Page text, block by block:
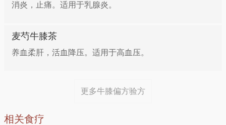
消炎，止痛。适用于乳腺炎。
麦芍牛膝茶
养血柔肝，活血降压。适用于高血压。
更多牛膝偏方验方
相关食疗